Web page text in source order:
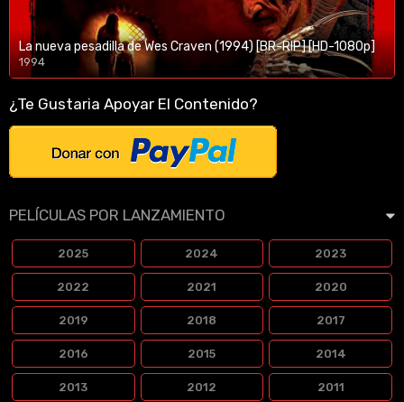
La nueva pesadilla de Wes Craven (1994) [BR-RIP] [HD-1080p]
1994
1080p/720p
¿Te Gustaria Apoyar El Contenido?
PELÍCULAS POR LANZAMIENTO
2025 2024 2023
2022 2021 2020
2019 2018 2017
2016 2015 2014
2013 2012 2011